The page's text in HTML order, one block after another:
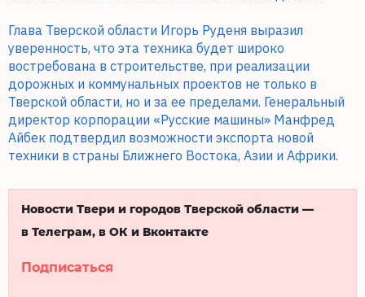
Глава Тверской области Игорь Руденя выразил
уверенность, что эта техника будет широко
востребована в строительстве, при реализации
дорожных и коммунальных проектов не только в
Тверской области, но и за ее пределами. Генеральный
директор корпорации «Русские машины» Манфред
Айбек подтвердил возможности экспорта новой
техники в страны Ближнего Востока, Азии и Африки.
Новости Твери и городов Тверской области —
в Телеграм, в ОК и Вконтакте
Подписаться